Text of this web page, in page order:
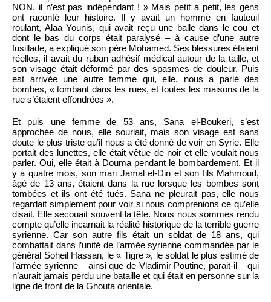
NON, il n’est pas indépendant ! » Mais petit à petit, les gens
ont raconté leur histoire. Il y avait un homme en fauteuil
roulant, Alaa Younis, qui avait reçu une balle dans le cou et
dont le bas du corps était paralysé – à cause d’une autre
fusillade, a expliqué son père Mohamed. Ses blessures étaient
réelles, il avait du ruban adhésif médical autour de la taille, et
son visage était déformé par des spasmes de douleur. Puis
est arrivée une autre femme qui, elle, nous a parlé des
bombes, « tombant dans les rues, et toutes les maisons de la
rue s’étaient effondrées ».
Et puis une femme de 53 ans, Sana el-Boukeri, s’est
approchée de nous, elle souriait, mais son visage est sans
doute le plus triste qu’il nous a été donné de voir en Syrie. Elle
portait des lunettes, elle était vêtue de noir et elle voulait nous
parler. Oui, elle était à Douma pendant le bombardement. Et il
y a quatre mois, son mari Jamal el-Din et son fils Mahmoud,
âgé de 13 ans, étaient dans la rue lorsque les bombes sont
tombées et ils ont été tués. Sana ne pleurait pas, elle nous
regardait simplement pour voir si nous comprenions ce qu’elle
disait. Elle secouait souvent la tête. Nous nous sommes rendu
compte qu’elle incarnait la réalité historique de la terrible guerre
syrienne. Car son autre fils était un soldat de 18 ans, qui
combattait dans l’unité de l’armée syrienne commandée par le
général Soheil Hassan, le « Tigre », le soldat le plus estimé de
l’armée syrienne – ainsi que de Vladimir Poutine, parait-il – qui
n’aurait jamais perdu une bataille et qui était en personne sur la
ligne de front de la Ghouta orientale.